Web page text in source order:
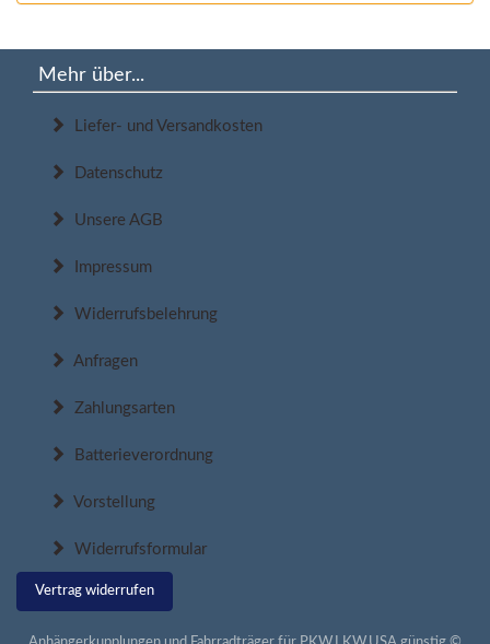
Mehr über...
Liefer- und Versandkosten
Datenschutz
Unsere AGB
Impressum
Widerrufsbelehrung
Anfragen
Zahlungsarten
Batterieverordnung
Vorstellung
Widerrufsformular
Vertrag widerrufen